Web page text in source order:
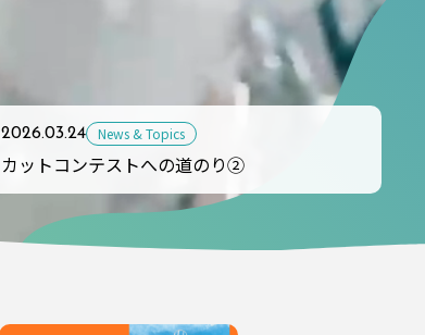
2026.03.24 News & Topics
カットコンテストへの道のり②